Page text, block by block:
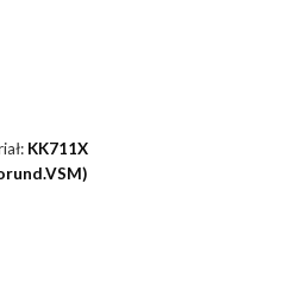
KK711X